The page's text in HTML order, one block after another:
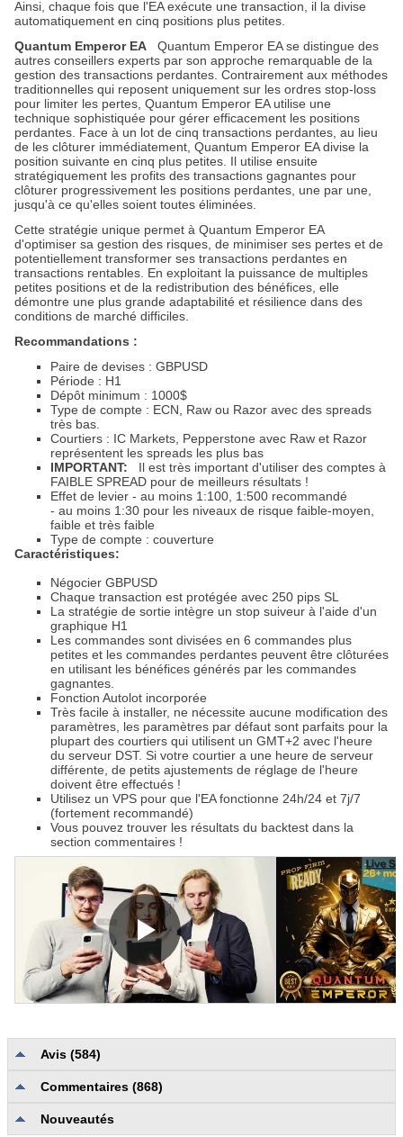
Ainsi, chaque fois que l'EA exécute une transaction, il la divise
automatiquement en cinq positions plus petites.
Quantum Emperor EA
Quantum Emperor EA se distingue des
autres conseillers experts par son approche remarquable de la
gestion des transactions perdantes. Contrairement aux méthodes
traditionnelles qui reposent uniquement sur les ordres stop-loss
pour limiter les pertes, Quantum Emperor EA utilise une
technique sophistiquée pour gérer efficacement les positions
perdantes. Face à un lot de cinq transactions perdantes, au lieu
de les clôturer immédiatement, Quantum Emperor EA divise la
position suivante en cinq plus petites. Il utilise ensuite
stratégiquement les profits des transactions gagnantes pour
clôturer progressivement les positions perdantes, une par une,
jusqu'à ce qu'elles soient toutes éliminées.
Cette stratégie unique permet à Quantum Emperor EA
d'optimiser sa gestion des risques, de minimiser ses pertes et de
potentiellement transformer ses transactions perdantes en
transactions rentables. En exploitant la puissance de multiples
petites positions et de la redistribution des bénéfices, elle
démontre une plus grande adaptabilité et résilience dans des
conditions de marché difficiles.
Recommandations :
Paire de devises : GBPUSD
Période : H1
Dépôt minimum : 1000$
Type de compte : ECN, Raw ou Razor avec des spreads
très bas.
Courtiers : IC Markets, Pepperstone avec Raw et Razor
représentent les spreads les plus bas
IMPORTANT:
Il est très important d'utiliser des comptes à
FAIBLE SPREAD pour de meilleurs résultats !
Effet de levier - au moins 1:100, 1:500 recommandé
- au moins 1:30 pour les niveaux de risque faible-moyen,
faible et très faible
Type de compte : couverture
Caractéristiques:
Négocier GBPUSD
Chaque transaction est protégée avec 250 pips SL
La stratégie de sortie intègre un stop suiveur à l'aide d'un
graphique H1
Les commandes sont divisées en 6 commandes plus
petites et les commandes perdantes peuvent être clôturées
en utilisant les bénéfices générés par les commandes
gagnantes.
Fonction Autolot incorporée
Très facile à installer, ne nécessite aucune modification des
paramètres, les paramètres par défaut sont parfaits pour la
plupart des courtiers qui utilisent un GMT+2 avec l'heure
du serveur DST. Si votre courtier a une heure de serveur
différente, de petits ajustements de réglage de l'heure
doivent être effectués !
Utilisez un VPS pour que l'EA fonctionne 24h/24 et 7j/7
(fortement recommandé)
Vous pouvez trouver les résultats du backtest dans la
section commentaires !
Avis (584)
Qualité et exhaustivité de la description
Assistance utilisateur
Commentaires (868)
Nouveautés